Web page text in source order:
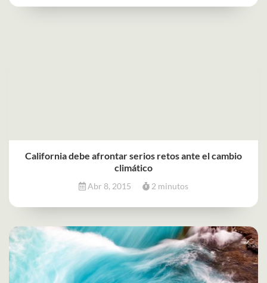
California debe afrontar serios retos ante el cambio
climático
Abr 8, 2015 2 minutos